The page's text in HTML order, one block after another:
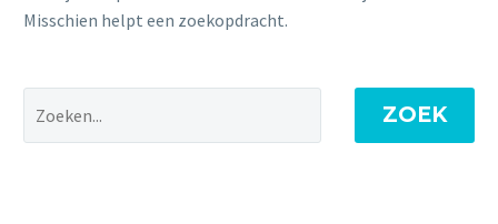
Misschien helpt een zoekopdracht.
ZOEK